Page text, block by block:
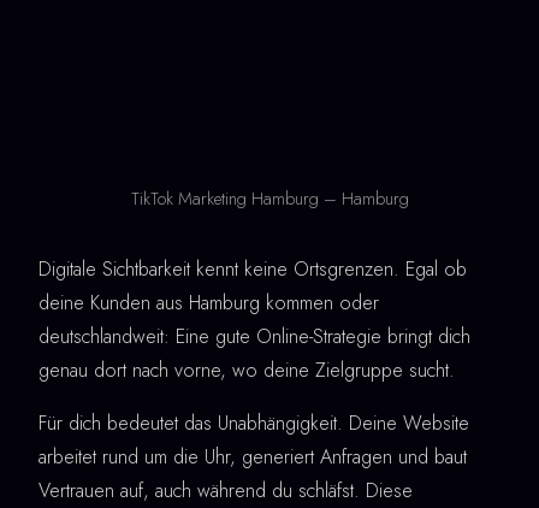
TikTok Marketing Hamburg – Hamburg
Digitale Sichtbarkeit kennt keine Ortsgrenzen. Egal ob
deine Kunden aus Hamburg kommen oder
deutschlandweit: Eine gute Online-Strategie bringt dich
genau dort nach vorne, wo deine Zielgruppe sucht.
Für dich bedeutet das Unabhängigkeit. Deine Website
arbeitet rund um die Uhr, generiert Anfragen und baut
Vertrauen auf, auch während du schläfst. Diese